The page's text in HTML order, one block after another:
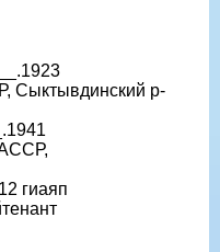
Сыктывдинский р-
гиаяп